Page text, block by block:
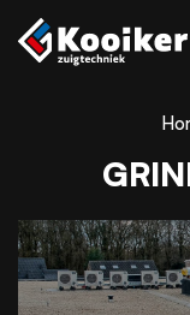
Blaastechniek
Projecten
Over Kooiker